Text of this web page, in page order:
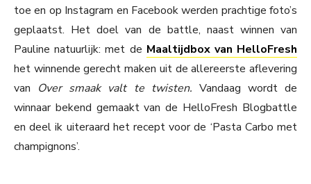
toe en op Instagram en Facebook werden prachtige foto’s
geplaatst. Het doel van de battle, naast winnen van
Pauline natuurlijk: met de Maaltijdbox van HelloFresh
het winnende gerecht maken uit de allereerste aflevering
van Over smaak valt te twisten. Vandaag wordt de
winnaar bekend gemaakt van de HelloFresh Blogbattle
en deel ik uiteraard het recept voor de ‘Pasta Carbo met
champignons’.